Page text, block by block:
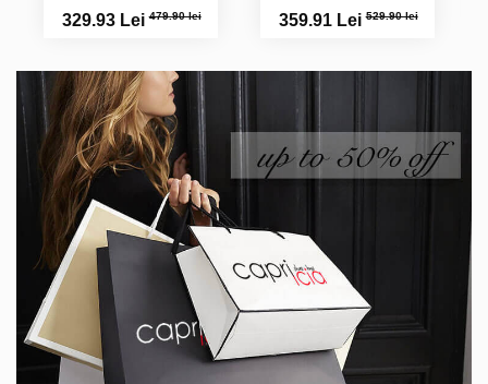
329.93 Lei479.90 lei 359.91 Lei529.90 lei